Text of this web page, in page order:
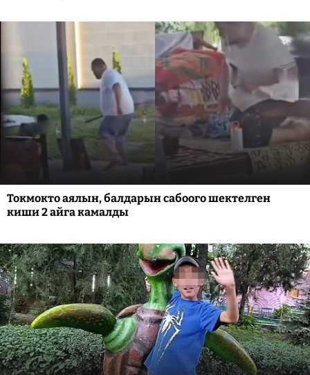
Токмокто аялын, балдарын сабоого шектелген
киши 2 айга камалды